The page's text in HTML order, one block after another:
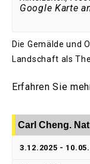
Google Karte
Die Gemälde und
Landschaft als
Erfahren Sie
Carl Cheng.
3.12.2025 -